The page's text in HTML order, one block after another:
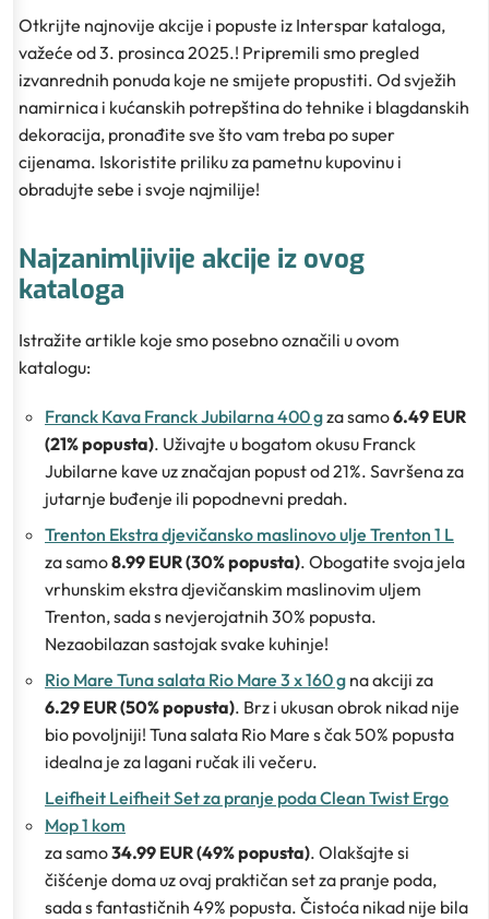
Otkrijte najnovije akcije i popuste iz Interspar kataloga,
važeće od 3. prosinca 2025.! Pripremili smo pregled
izvanrednih ponuda koje ne smijete propustiti. Od svježih
namirnica i kućanskih potrepština do tehnike i blagdanskih
dekoracija, pronađite sve što vam treba po super
cijenama. Iskoristite priliku za pametnu kupovinu i
obradujte sebe i svoje najmilije!
Najzanimljivije akcije iz ovog
kataloga
Istražite artikle koje smo posebno označili u ovom
katalogu:
Franck Kava Franck Jubilarna 400 gza samo6.49 EUR
(21% popusta). Uživajte u bogatom okusu Franck
Jubilarne kave uz značajan popust od 21%. Savršena za
jutarnje buđenje ili popodnevni predah.
Trenton Ekstra djevičansko maslinovo ulje Trenton 1 L
za samo8.99 EUR (30% popusta). Obogatite svoja jela
vrhunskim ekstra djevičanskim maslinovim uljem
Trenton, sada s nevjerojatnih 30% popusta.
Nezaobilazan sastojak svake kuhinje!
Rio Mare Tuna salata Rio Mare 3 x 160 g na akciji za
6.29 EUR (50% popusta). Brz i ukusan obrok nikad nije
bio povoljniji! Tuna salata Rio Mare s čak 50% popusta
idealna je za lagani ručak ili večeru.
Leifheit Leifheit Set za pranje poda Clean Twist Ergo
Mop 1 kom
za samo34.99 EUR (49% popusta). Olakšajte si
čišćenje doma uz ovaj praktičan set za pranje poda,
sada s fantastičnih 49% popusta. Čistoća nikad nije bila